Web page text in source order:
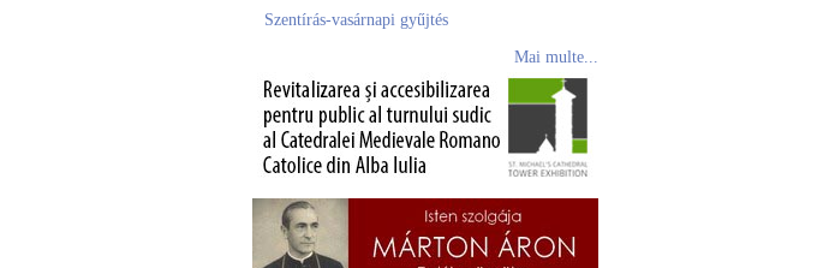
Szentírás-vasárnapi gyűjtés
Mai multe...